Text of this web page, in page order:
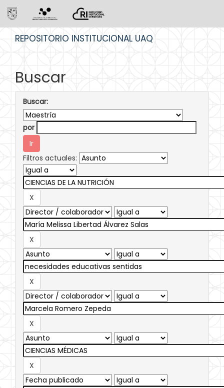
REPOSITORIO INSTITUCIONAL UAQ
Buscar
Buscar:
por
Filtros actuales: